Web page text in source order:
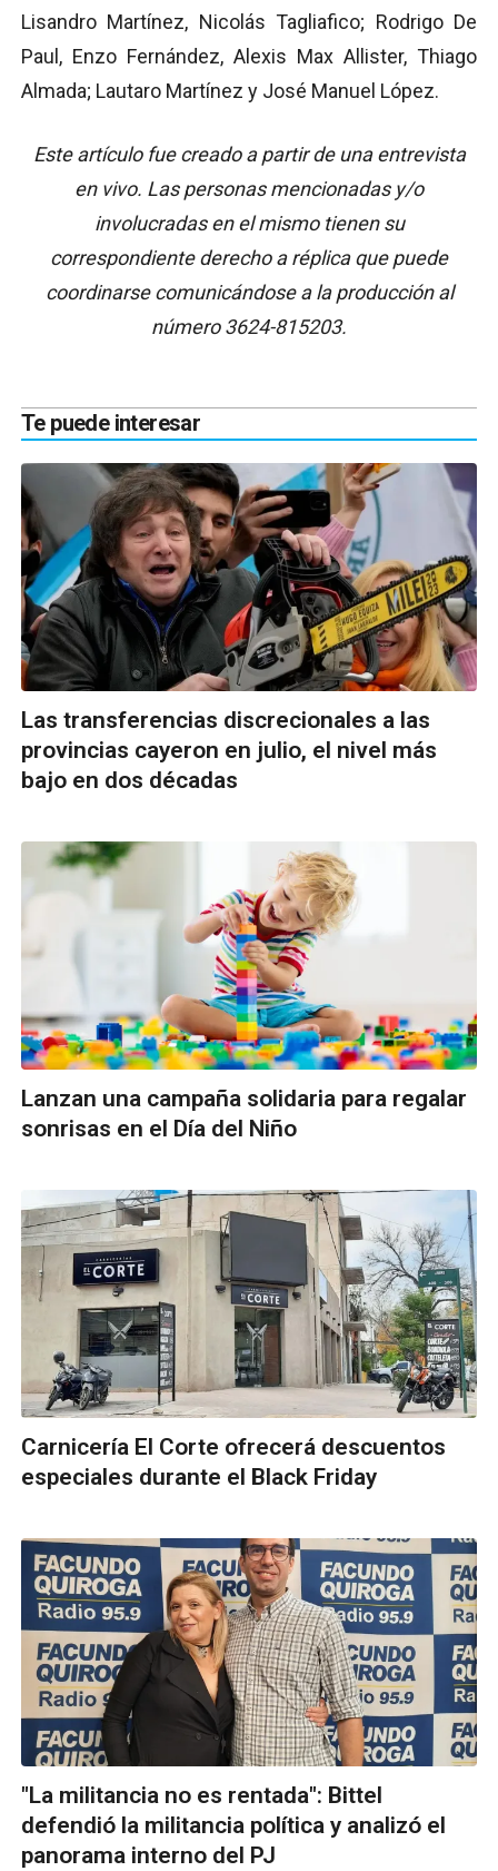
Lisandro Martínez, Nicolás Tagliafico; Rodrigo De
Paul, Enzo Fernández, Alexis Max Allister, Thiago
Almada; Lautaro Martínez y José Manuel López.
Este artículo fue creado a partir de una entrevista
en vivo. Las personas mencionadas y/o
involucradas en el mismo tienen su
correspondiente derecho a réplica que puede
coordinarse comunicándose a la producción al
número 3624-815203.
Te puede interesar
Las transferencias discrecionales a las
provincias cayeron en julio, el nivel más
bajo en dos décadas
Lanzan una campaña solidaria para regalar
sonrisas en el Día del Niño
Carnicería El Corte ofrecerá descuentos
especiales durante el Black Friday
"La militancia no es rentada": Bittel
defendió la militancia política y analizó el
panorama interno del PJ